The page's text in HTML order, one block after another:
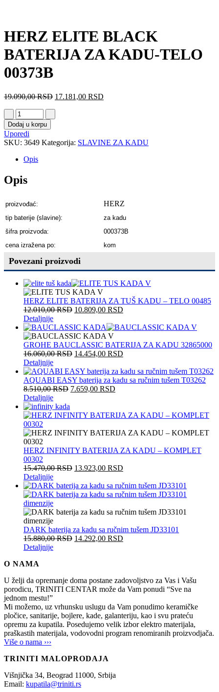
HERZ ELITE BLACK
BATERIJA ZA KADU-TELO
00373B
19.090,00RSD 17.181,00 RSD
Dodaj u korpu
Uporedi
SKU: 3649 Kategorija: SLAVINE ZA KADU
Opis
Opis
proizvođać: HERZ
tip baterije (slavine):
za kadu
šifra proizvoda:
000373B
cena izražena po:
kom
Povezani proizvodi
HERZ ELITE BATERIJA ZA TUŠ KADU – TELO 00485
12.010,00RSD 10.809,00 RSD
Detaljnije
GROHE BAUCLASSIC BATERIJA ZA KADU 32865000
16.060,00RSD 14.454,00 RSD
Detaljnije
AQUABI EASY baterija za kadu sa ručnim tušem T03262
8.510,00RSD 7.659,00 RSD
Detaljnije
HERZ INFINITY BATERIJA ZA KADU – KOMPLET
00302
15.470,00RSD 13.923,00 RSD
Detaljnije
DARK baterija za kadu sa ručnim tušem JD33101
15.880,00RSD 14.292,00 RSD
Detaljnije
O NAMA
U želji da opremanje doma postane zadovoljstvo za Vas i Vašu
porodicu, TRINITI CENTAR može da Vam ponudi “Sve na
jednom mestu!”
Mi možemo, uz vrhunsku uslugu da Vam ponudimo keramičke
pločice, sanitarije, bojlere, kade, galanteriju, kao i svu prateću
opremu za kupatila. Posedujemo velik izbor elektro materijala,
praškastih materijala, vodovodni program renomiranih proizvodjača.
Više o nama ›››
TRINITI MALOPRODAJA
Višnjička 34, Beograd 11000, Srbija
Email: kupatila@triniti.rs